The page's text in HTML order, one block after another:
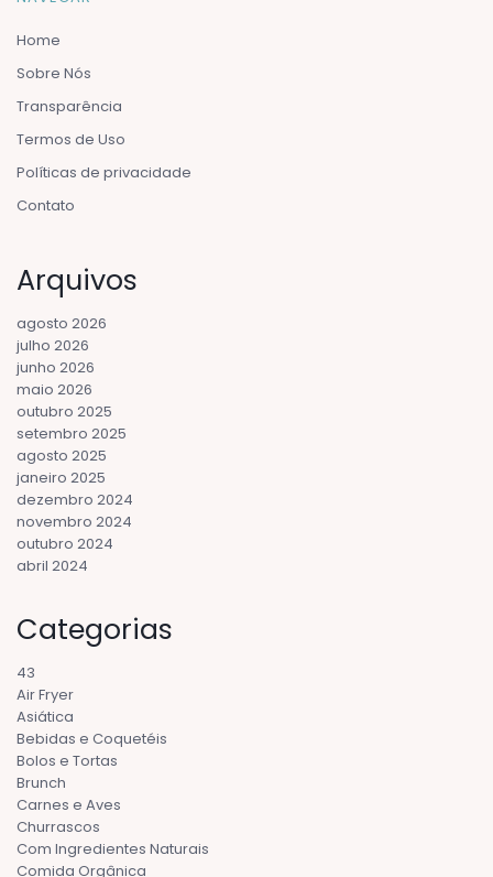
Home
Sobre Nós
Transparência
Termos de Uso
Políticas de privacidade
Contato
Arquivos
agosto 2026
julho 2026
junho 2026
maio 2026
outubro 2025
setembro 2025
agosto 2025
janeiro 2025
dezembro 2024
novembro 2024
outubro 2024
abril 2024
Categorias
43
Air Fryer
Asiática
Bebidas e Coquetéis
Bolos e Tortas
Brunch
Carnes e Aves
Churrascos
Com Ingredientes Naturais
Comida Orgânica